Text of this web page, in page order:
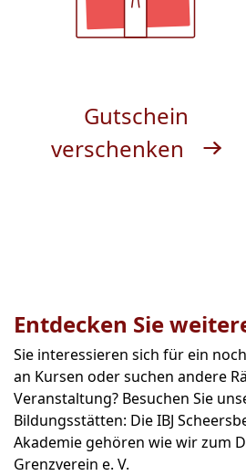
Gutschein
verschenken
Entdecken Sie
Sie interessieren sich für ein
an Kursen oder suchen andere
Veranstaltung? Besuchen Sie
Bildungsstätten: Die IBJ
Akademie gehören wie wir zum
Grenzverein e. V.